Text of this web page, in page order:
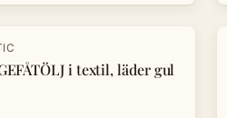
i textil, läder gul